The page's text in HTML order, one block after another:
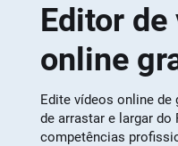
Editor de
online
Edite vídeos online
de arrastar e largar do
competências